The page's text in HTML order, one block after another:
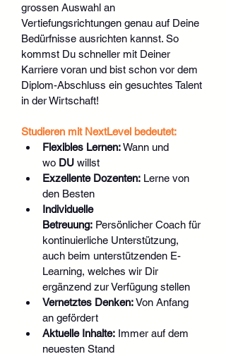
grossen Auswahl an
Vertiefungsrichtungen genau auf Deine
Bedürfnisse ausrichten kannst. So
kommst Du schneller mit Deiner
Karriere voran und bist schon vor dem
Diplom-Abschluss ein gesuchtes Talent
in der Wirtschaft!
Studieren mit NextLevel bedeutet:
Flexibles Lernen: Wann und
wo DU willst
Exzellente Dozenten: Lerne von
den Besten
Individuelle
Betreuung: Persönlicher Coach für
kontinuierliche Unterstützung,
auch beim unterstützenden E-
Learning, welches wir Dir
ergänzend zur Verfügung stellen
Vernetztes Denken: Von Anfang
an gefördert
Aktuelle Inhalte: Immer auf dem
neuesten Stand